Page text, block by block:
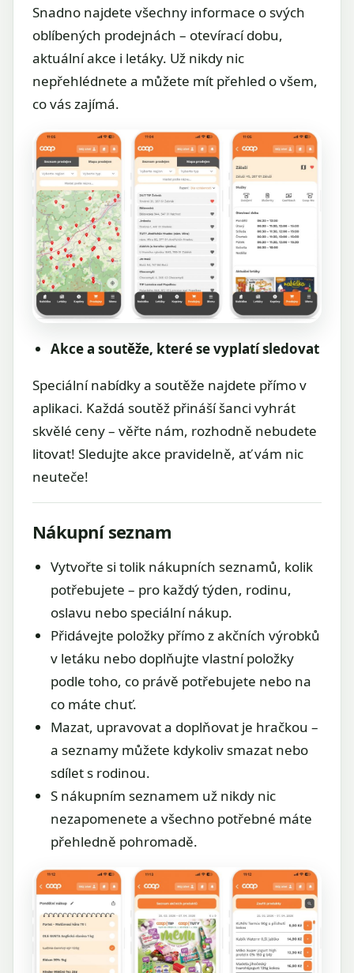
Snadno najdete všechny informace o svých
oblíbených prodejnách – otevírací dobu,
aktuální akce i letáky. Už nikdy nic
nepřehlédnete a můžete mít přehled o všem,
co vás zajímá.
Akce a soutěže, které se vyplatí sledovat
Speciální nabídky a soutěže najdete přímo v
aplikaci. Každá soutěž přináší šanci vyhrát
skvělé ceny – věřte nám, rozhodně nebudete
litovat! Sledujte akce pravidelně, ať vám nic
neuteče!
Nákupní seznam
Vytvořte si tolik nákupních seznamů, kolik
potřebujete – pro každý týden, rodinu,
oslavu nebo speciální nákup.
Přidávejte položky přímo z akčních výrobků
v letáku nebo doplňujte vlastní položky
podle toho, co právě potřebujete nebo na
co máte chuť.
Mazat, upravovat a doplňovat je hračkou –
a seznamy můžete kdykoliv smazat nebo
sdílet s rodinou.
S nákupním seznamem už nikdy nic
nezapomenete a všechno potřebné máte
přehledně pohromadě.